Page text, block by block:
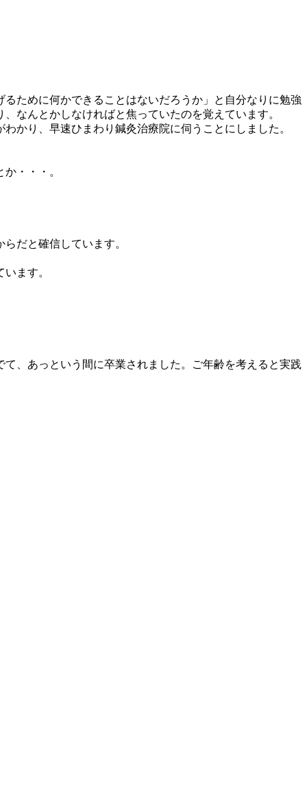
ために何かできることはないだろうか」と自分なりに勉強
なんとかしなければと焦っていたのを覚えています。
かり、早速ひまわり鍼灸治療院に伺うことにしました。
・・・。
だと確信しています。
ます。
、あっという間に卒業されました。ご年齢を考えると実践